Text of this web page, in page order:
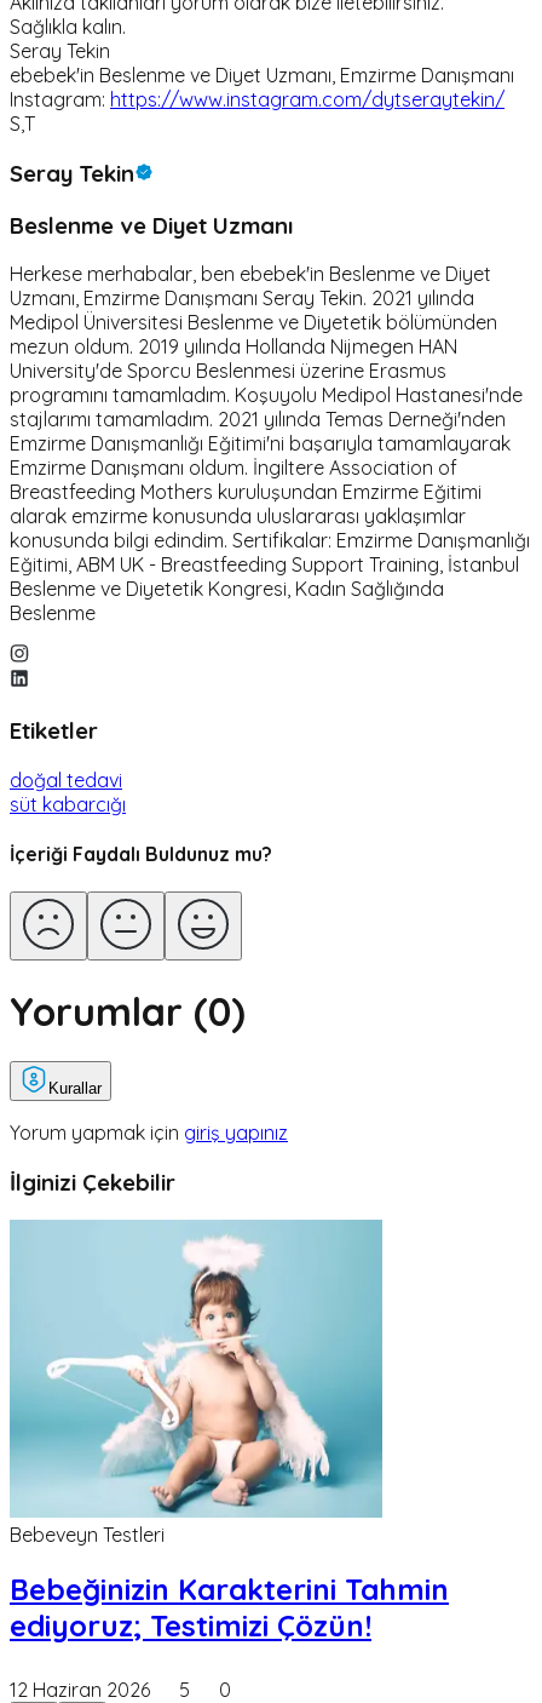
Sağlıkla kalın.
Seray Tekin
ebebek'in Beslenme ve Diyet Uzmanı, Emzirme Danışmanı
Instagram: https://www.instagram.com/dytseraytekin/
S,T
Seray Tekin
Beslenme ve Diyet Uzmanı
Herkese merhabalar, ben ebebek'in Beslenme ve Diyet
Uzmanı, Emzirme Danışmanı Seray Tekin. 2021 yılında
Medipol Üniversitesi Beslenme ve Diyetetik bölümünden
mezun oldum. 2019 yılında Hollanda Nijmegen HAN
University'de Sporcu Beslenmesi üzerine Erasmus
programını tamamladım. Koşuyolu Medipol Hastanesi'nde
stajlarımı tamamladım. 2021 yılında Temas Derneği'nden
Emzirme Danışmanlığı Eğitimi'ni başarıyla tamamlayarak
Emzirme Danışmanı oldum. İngiltere Association of
Breastfeeding Mothers kuruluşundan Emzirme Eğitimi
alarak emzirme konusunda uluslararası yaklaşımlar
konusunda bilgi edindim. Sertifikalar: Emzirme Danışmanlığı
Eğitimi, ABM UK - Breastfeeding Support Training, İstanbul
Beslenme ve Diyetetik Kongresi, Kadın Sağlığında
Beslenme
Etiketler
doğal tedavi
süt kabarcığı
İçeriği Faydalı Buldunuz mu?
Yorumlar (0)
Kurallar
Yorum yapmak için giriş yapınız
İlginizi Çekebilir
Bebeveyn Testleri
Bebeğinizin Karakterini Tahmin
ediyoruz; Testimizi Çözün!
12 Haziran 2026 5 0